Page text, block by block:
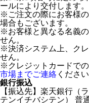
ールにより交付します。
※ご注文の際にお客様
場合もございます。
※お客様と異なる名義
せん。
※決済システム上、ク
せん。
※クレジットカードで
市場までご連絡 ください
銀行振込
【振込先】楽天銀行（
テンイチバシテン） 普